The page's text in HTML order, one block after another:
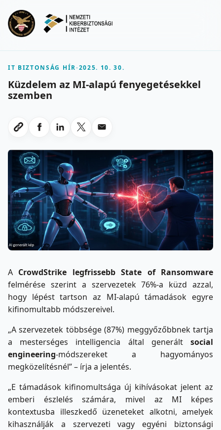
IT BIZTONSÁG HÍR-2025. 10. 30.
Küzdelem az MI-alapú fenyegetésekkel
szemben
Link masolasa
Megosztas Facebookon
Megosztas LinkedInen
Megosztas X-en
Megosztas emailben
A CrowdStrike legfrissebb State of Ransomware
felmérése szerint a szervezetek 76%-a küzd azzal,
hogy lépést tartson az MI-alapú támadások egyre
kifinomultabb módszereivel.
„A szervezetek többsége (87%) meggyőzőbbnek tartja
a mesterséges intelligencia által generált social
engineering-módszereket a hagyományos
megközelítésnél” – írja a jelentés.
„E támadások kifinomultsága új kihívásokat jelent az
emberi észlelés számára, mivel az MI képes
kontextusba illeszkedő üzeneteket alkotni, amelyek
kihasználják a szervezeti vagy egyéni biztonsági